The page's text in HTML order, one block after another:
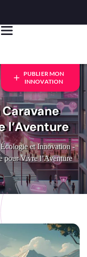
PUBLIER MON
INNOVATION
Caravane
l’Aventure
Écologie et Innovation -
pour Vivre l’Aventure